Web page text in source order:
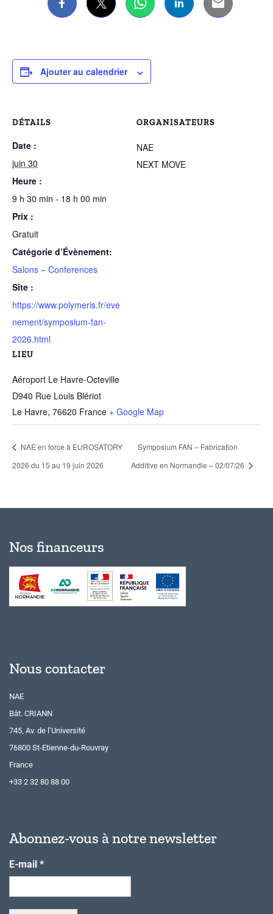
Ajouter au calendrier
DÉTAILS
Date :
juin 30
Heure :
9 h 30 min - 18 h 00 min
Prix :
Gratuit
Catégorie d’Évènement:
Salons – Conferences
Site :
https://www.polymeris.fr/eve
nement/symposium-fan-
2026.html
LIEU
Aéroport Le Havre-Octeville
D940 Rue Louis Blériot
Le Havre, 76620 France + Google Map
ORGANISATEURS
NAE
NEXT MOVE
NAE en force à EUROSATORY
2026 du 15 au 19 juin 2026
Symposium FAN – Fabrication
Additive en Normandie – 02/07/26
Nos financeurs
Nous contacter
NAE
Bât. CRIANN
745, Av. de l’Université
76800 St-Etienne-du-Rouvray
France
+33 2 32 80 88 00
Abonnez-vous à notre newsletter
E-mail *